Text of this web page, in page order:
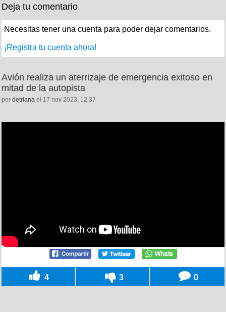
Deja tu comentario
Necesitas tener una cuenta para poder dejar comentarios.
¡Registra tu cuenta ahora!
Avión realiza un aterrizaje de emergencia exitoso en
mitad de la autopista
por detriana el 17 nov 2023, 12:37
4 3 0